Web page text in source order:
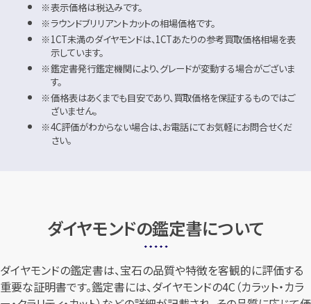
表示価格は税込みです。
ラウンドブリリアントカットの相場価格です。
1CT未満のダイヤモンドは、1CTあたりの参考買取価格相場を表
示しています。
鑑定書発行鑑定機関により、グレードが変動する場合がございま
す。
価格表はあくまでも目安であり、買取価格を保証するものではご
ざいません。
4C評価がわからない場合は、お電話にてお気軽にお問合せくだ
さい。
ダイヤモンドの鑑定書について
ダイヤモンドの鑑定書は、宝石の品質や特徴を客観的に評価する
重要な証明書です。鑑定書には、ダイヤモンドの4C（カラット・カラ